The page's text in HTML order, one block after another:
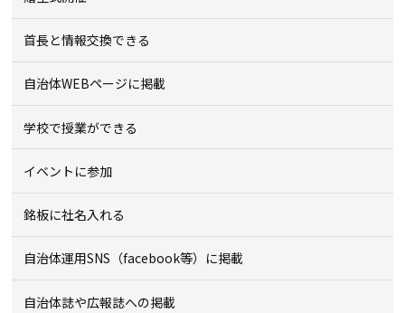
首長と情報交換できる
自治体WEBページに掲載
学校で授業ができる
イベントに参加
銘板に社名入れる
自治体運用SNS（facebook等）に掲載
自治体誌や広報誌への掲載